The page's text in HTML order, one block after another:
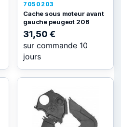
7050203
Cache sous moteur avant
gauche peugeot 206
31,50 €
sur commande 10
jours